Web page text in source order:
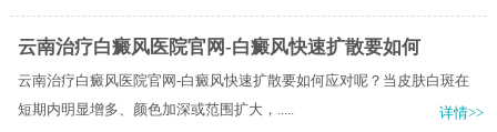
云南治疗白癜风医院官网-白癜风快速扩散要如何
云南治疗白癜风医院官网-白癜风快速扩散要如何应对呢？当皮肤白斑在
短期内明显增多、颜色加深或范围扩大，.....
详情>>